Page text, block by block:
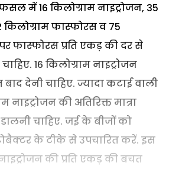
में 16 किलोग्राम नाइट्रोजन, 35
किलोग्राम फास्फोरस व 75
फास्फोरस प्रति एकड़ की दर से
16 किलोग्राम नाइट्रोजन
देनी चाहिए. ज्यादा कटाई वाली
की अतिरिक्त मात्रा
चाहिए. जई के बीजों को
के टीके से उपचारित करें. इस
की प्रति एकड़ की बचत